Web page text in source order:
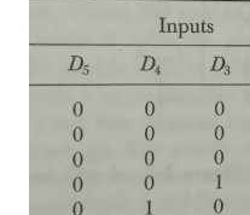
combinations और semi-
X और Y इनपुट को दर्शाते हैं और C
More details click her
बाइनरी बिट्स को जोड़ने के लिए
और CARRY हैं। निम्नलिखित
CARRY और SUM हैं।